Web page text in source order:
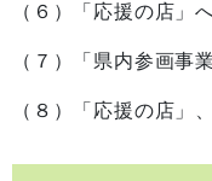
（６）「応援の店」
（７）「県内参画事
（８）「応援の店」